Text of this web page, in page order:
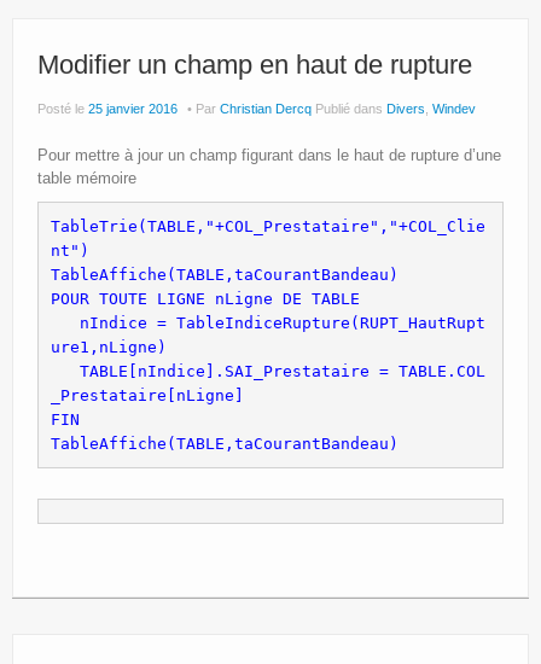
Politique de confidentialité
Modifier un champ en haut de rupture
Posté le 25 janvier 2016 Par Christian Dercq Publié dans Divers Windev
Pour mettre à jour un champ figurant dans le haut de rupture d’une
table mémoire
TableTrie(TABLE,"+COL_Prestataire","+COL_Clie
nt")
TableAffiche(TABLE,taCourantBandeau)
POUR TOUTE LIGNE nLigne DE TABLE
ure1,nLigne)
_Prestataire[nLigne]
FIN
TableAffiche(TABLE,taCourantBandeau)